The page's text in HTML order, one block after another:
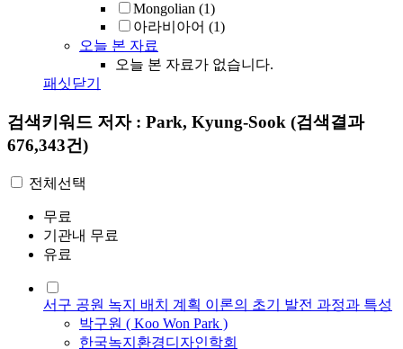
Mongolian (1)
아라비아어 (1)
오늘 본 자료
오늘 본 자료가 없습니다.
패싯닫기
검색키워드 저자 : Park, Kyung-Sook (검색결과
676,343건)
전체선택
무료
기관내 무료
유료
서구 공원 녹지 배치 계획 이론의 초기 발전 과정과 특성
박구원 ( Koo Won Park )
한국녹지환경디자인학회